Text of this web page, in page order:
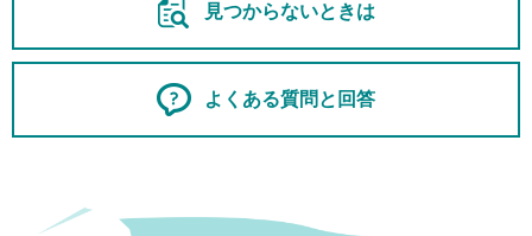
見つからないときは
よくある質問と回答